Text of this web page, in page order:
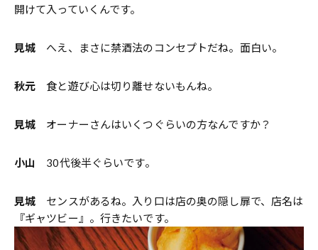
開けて入っていくんです。
見城 へえ、まさに禁酒法のコンセプトだね。面白い。
秋元 食と遊び心は切り離せないもんね。
見城 オーナーさんはいくつぐらいの方なんですか？
小山 30代後半ぐらいです。
見城 センスがあるね。入り口は店の奥の隠し扉で、店名は
『ギャツビー』。行きたいです。